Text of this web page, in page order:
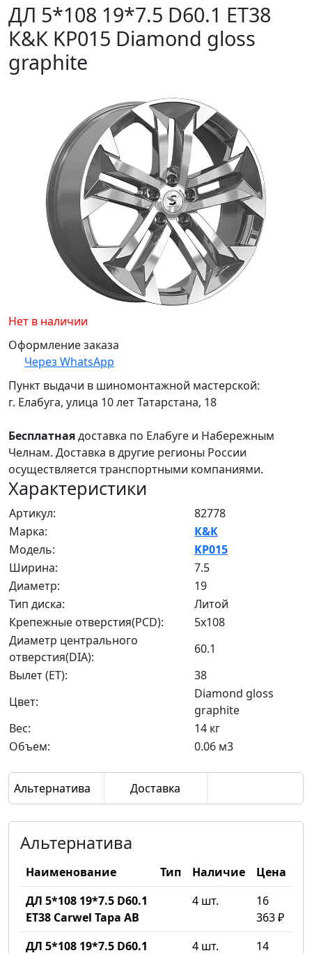
ДЛ 5*108 19*7.5 D60.1 ET38
К&К KP015 Diamond gloss
graphite
Нет в наличии
Оформление заказа
Через WhatsApp
Пункт выдачи в шиномонтажной мастерской:
г. Елабуга, улица 10 лет Татарстана, 18
Бесплатнаядоставка по Елабуге и Набережным
Челнам. Доставка в другие регионы России
осуществляется транспортными компаниями.
Характеристики
Артикул:
82778
Марка:
К&К
Модель:
KP015
Ширина:
7.5
Диаметр:
19
Тип диска:
Литой
Крепежные отверстия(PCD):
5x108
Диаметр центрального
отверстия(DIA):
60.1
Вылет (ET):
38
Цвет:
Diamond gloss
graphite
Вес:
14 кг
Объем:
0.06 м3
Альтернатива Доставка
Альтернатива
Наименование Тип Наличие
Цена
ДЛ 5*108 19*7.5 D60.1
ET38 Carwel Тара AB
4 шт.
16
363 ₽
ДЛ 5*108 19*7.5 D60.1
4 шт. 14